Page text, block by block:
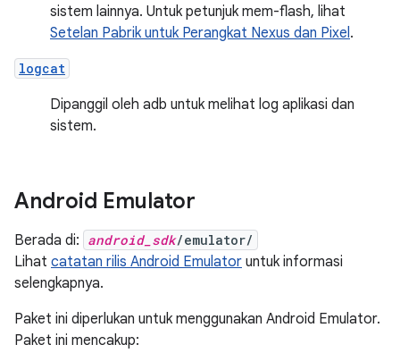
sistem lainnya. Untuk petunjuk mem-flash, lihat
Setelan Pabrik untuk Perangkat Nexus dan Pixel.
logcat
Dipanggil oleh adb untuk melihat log aplikasi dan
sistem.
Android Emulator
Berada di: android_sdk/emulator/
Lihat catatan rilis Android Emulator untuk informasi
selengkapnya.
Paket ini diperlukan untuk menggunakan Android Emulator.
Paket ini mencakup: